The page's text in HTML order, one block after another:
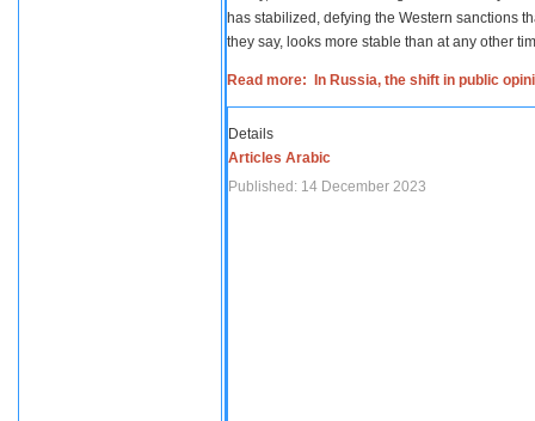
has stabilized, defying the Western sanctions
they say, looks more stable than at any other
Read more: In Russia, the shift in public
Details
Articles Arabic
Published: 14 December 2023